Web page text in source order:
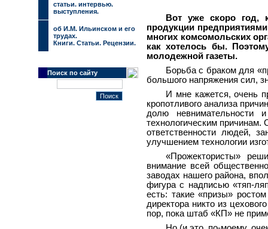
cтатьи. интервью.
выступления.
об И.М. Ильинском и его
трудах.
Книги. Статьи. Рецензии.
Поиск по сайту
Вот уже скоро год,
продукции
многих комсомольских
как хотелось бы.
молодежной газеты.
Борьба с браком для
большого напряжения сил,
И мне кажется, очень
кропотливого анализа
долю невнимательности
технологическим
ответственности людей,
улучшением технологии
«Прожектористы»
внимание всей
заводах нашего района,
фигура с надписью «тяп-
есть: такие «призы»
директора никто из
пор, пока штаб «КП» не